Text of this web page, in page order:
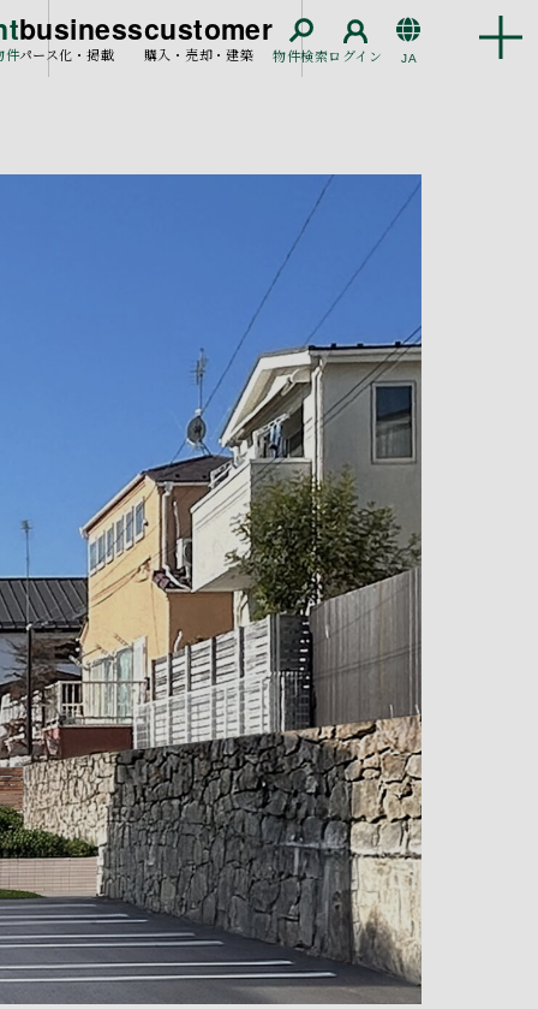
件
business
パース化・掲載
customer
購入・売却・建築 物件検索ログイン
CN